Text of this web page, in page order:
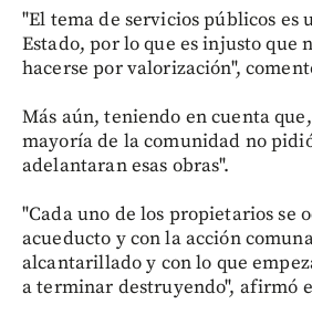
"El tema de servicios públicos es
Estado, por lo que es injusto que
hacerse por valorización",
Más aún, teniendo en cuenta
mayoría de la comunidad no
adelantaran esas obras".
"Cada uno de los propietarios se
acueducto y con la acción
alcantarillado y con lo que
a terminar destruyendo", afirmó